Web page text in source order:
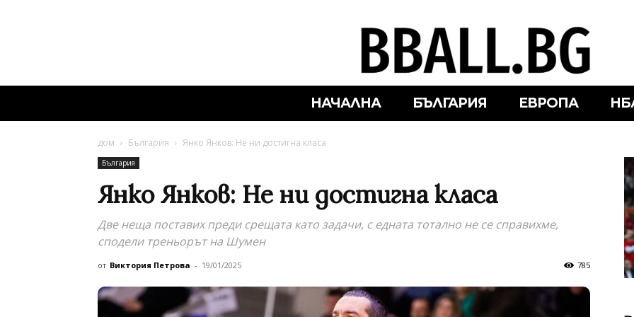
НАЧАЛНА БЪЛГАРИЯ ЕВРОПА
дом България Янко Янков: Не ни достигна класа
България
Янко Янков: Не ни достигна класа
Две неща поставих преди срещата като задачи, с едната тотално не се справихме,
сподели треньорът на Шумен
от Виктория Петрова - 19/01/2025 785